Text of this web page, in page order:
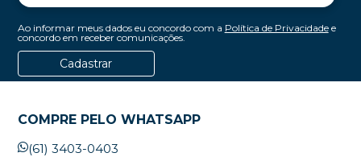
Ao informar meus dados eu concordo com a Política de Privacidadee
concordo em receber comunicações.
Cadastrar
COMPRE PELO WHATSAPP
(61) 3403-0403